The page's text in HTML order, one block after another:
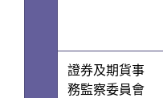
證券及期貨事
務監察委員會